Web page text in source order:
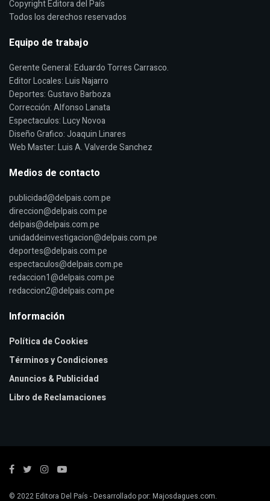
Copyright Editora del País
Todos los derechos reservados
Equipo de trabajo
Gerente General: Eduardo Torres Carrasco.
Editor Locales: Luis Najarro
Deportes: Gustavo Barboza
Corrección: Alfonso Lanata
Espectaculos: Lucy Novoa
Diseño Grafico: Joaquin Linares
Web Master: Luis A. Valverde Sanchez
Medios de contacto
publicidad@delpais.com.pe
direccion@delpais.com.pe
delpais@delpais.com.pe
unidaddeinvestigacion@delpais.com.pe
deportes@delpais.com.pe
espectaculos@delpais.com.pe
redaccion1@delpais.com.pe
redaccion2@delpais.com.pe
Información
Política de Cookies
Términos y Condiciones
Anuncios & Publicidad
Libro de Reclamaciones
© 2022Editora Del País - Desarrollado por: Majosdagues.com.